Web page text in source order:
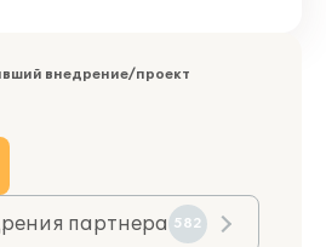
внедрение/проект
партнера 582